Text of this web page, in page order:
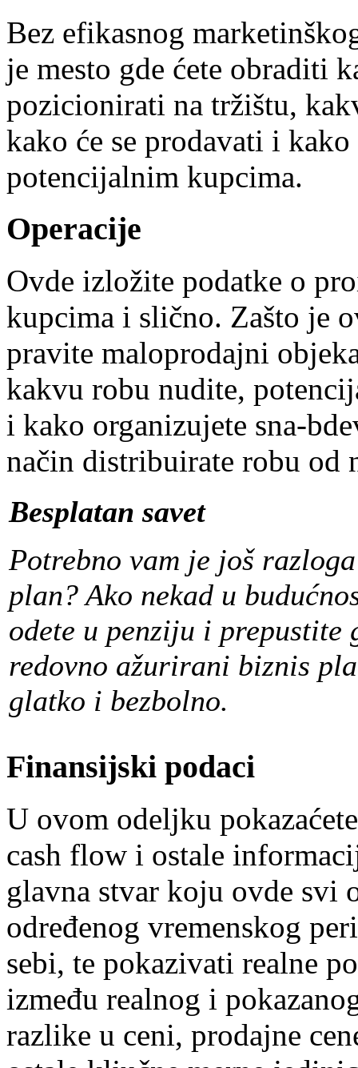
Bez efikasnog
je mesto gde ćete obraditi
pozicionirati na tržištu,
kako će se prodavati i
potencijalnim kupcima.
Operacije
Ovde izložite podatke o
kupcima i slično. Zašto je
pravite maloprodajni
kakvu robu nudite,
i kako organizujete sna-
način distribuirate robu od
Besplatan savet
Potrebno vam je još
plan? Ako nekad u
odete u penziju i
redovno ažurirani biznis
glatko i bezbolno.
Finansijski podaci
U ovom odeljku
cash flow i ostale
glavna stvar koju ovde svi
određenog vremenskog
sebi, te pokazivati realne
između realnog i
razlike u ceni, prodajne